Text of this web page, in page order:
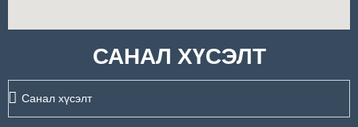
САНАЛ ХҮСЭЛТ